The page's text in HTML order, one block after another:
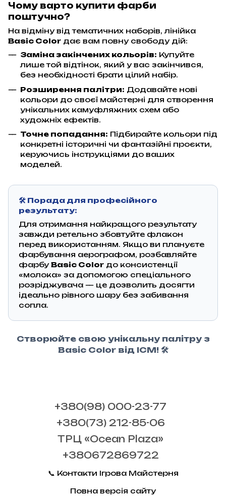
Чому варто купити фарби
поштучно?
На відміну від тематичних наборів, лінійка
Basic Color дає вам повну свободу дій:
Заміна закінчених кольорів: Купуйте
лише той відтінок, який у вас закінчився,
без необхідності брати цілий набір.
Розширення палітри: Додавайте нові
кольори до своєї майстерні для створення
унікальних камуфляжних схем або
художніх ефектів.
Точне попадання: Підбирайте кольори під
конкретні історичні чи фантазійні проєкти,
керуючись інструкціями до ваших
моделей.
🛠️ Порада для професійного
результату:
Для отримання найкращого результату
завжди ретельно збовтуйте флакон
перед використанням. Якщо ви плануєте
фарбування аерографом, розбавляйте
фарбуBasic Color до консистенції
«молока» за допомогою спеціального
розріджувача — це дозволить досягти
ідеально рівного шару без забивання
сопла.
Створюйте свою унікальну палітру з
Basic Color від ICM! 🛠️
+380(98) 000-23-77
+380(73) 212-85-06
ТРЦ «Ocean Plaza»
+380672869722
📞 Контакти Ігрова Майстерня
Повна версія сайту